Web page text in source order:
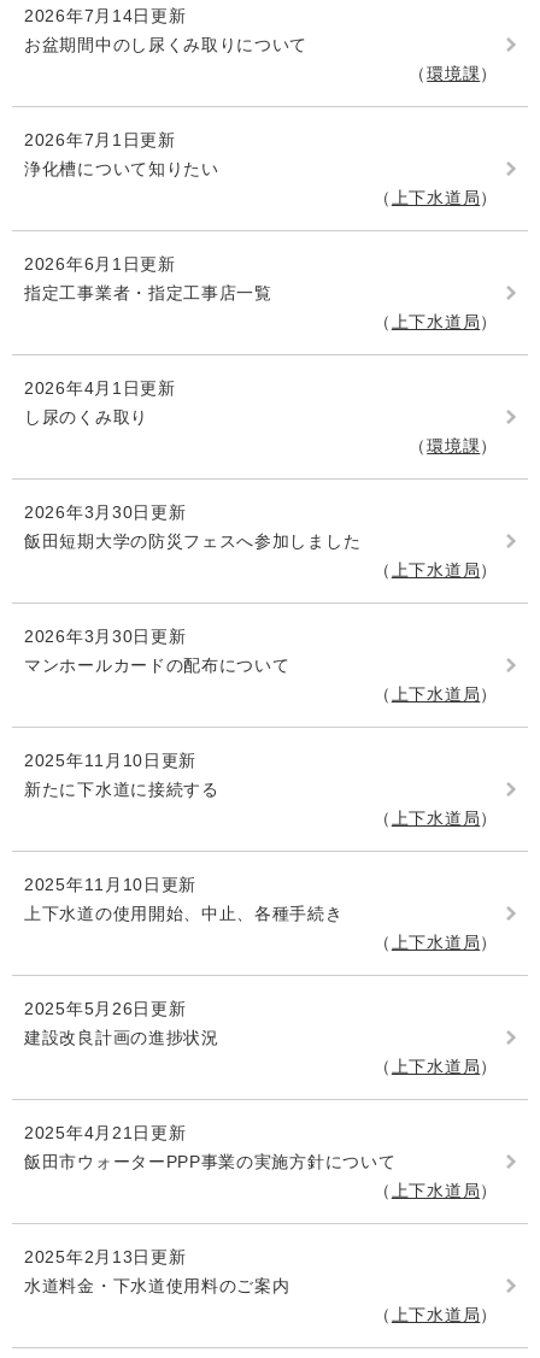
2026年7月14日更新
お盆期間中のし尿くみ取りについて
環境課
2026年7月1日更新
浄化槽について知りたい
上下水道局
2026年6月1日更新
指定工事業者・指定工事店一覧
上下水道局
2026年4月1日更新
し尿のくみ取り
環境課
2026年3月30日更新
飯田短期大学の防災フェスへ参加しました
上下水道局
2026年3月30日更新
マンホールカードの配布について
上下水道局
2025年11月10日更新
新たに下水道に接続する
上下水道局
2025年11月10日更新
上下水道の使用開始、中止、各種手続き
上下水道局
2025年5月26日更新
建設改良計画の進捗状況
上下水道局
2025年4月21日更新
飯田市ウォーターPPP事業の実施方針について
上下水道局
2025年2月13日更新
水道料金・下水道使用料のご案内
上下水道局